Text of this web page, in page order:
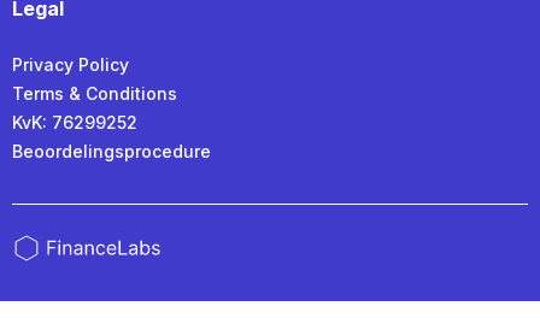
Legal
Privacy Policy
Terms & Conditions
KvK: 76299252
Beoordelingsprocedure